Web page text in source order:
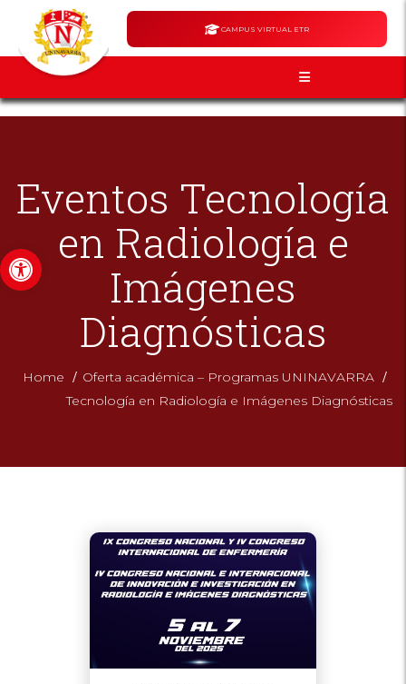
Abrir barra de herramientas
CAMPUS VIRTUAL ETR
Eventos Tecnología
en Radiología e
Imágenes
Diagnósticas
Home / Oferta académica – Programas UNINAVARRA /
Tecnología en Radiología e Imágenes Diagnósticas